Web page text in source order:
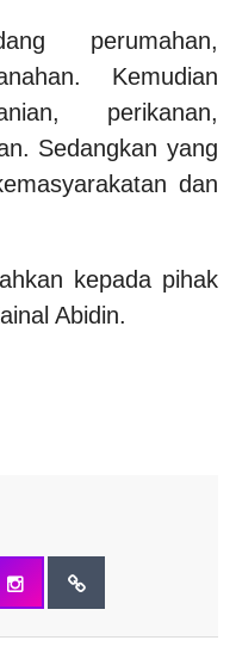
perumahan,
Kemudian
perikanan,
Sedangkan yang
dan
kepada pihak
Abidin.